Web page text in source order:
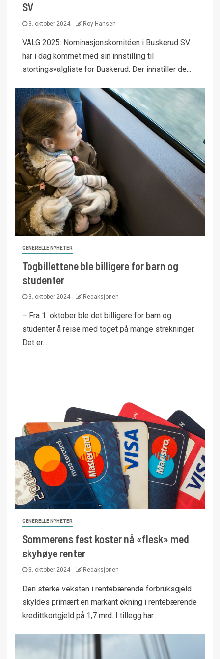
SV
3. oktober 2024 Roy Hansen
VALG 2025: Nominasjonskomitéen i Buskerud SV
har i dag kommet med sin innstilling til
stortingsvalgliste for Buskerud. Der innstiller de...
GENERELLE NYHETER
Togbillettene ble billigere for barn og
studenter
3. oktober 2024 Redaksjonen
– Fra 1. oktober ble det billigere for barn og
studenter å reise med toget på mange strekninger.
Det er...
GENERELLE NYHETER
Sommerens fest koster nå «flesk» med
skyhøye renter
3. oktober 2024 Redaksjonen
Den sterke veksten i rentebærende forbruksgjeld
skyldes primært en markant økning i rentebærende
kredittkortgjeld på 1,7 mrd. I tillegg har...